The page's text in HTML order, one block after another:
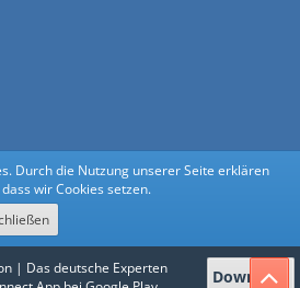
Software:WoltLab Suite™
Nexusvoncls-design
| Das deutsche Experten
Download
Durch die Nutzung unserer Seite erklären
wir Cookies setzen.